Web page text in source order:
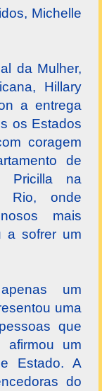
Michelle
da Mulher,
Hillary
a entrega
os Estados
coragem
de
Pricilla na
Rio, onde
mais
a sofrer um
um
uma
que
afirmou um
Estado. A
do